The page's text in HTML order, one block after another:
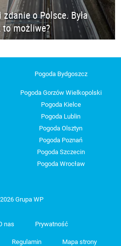
o Polsce. Była
możliwe?
Pogoda Bydgoszcz
Pogoda Gorzów Wielkopolski
Pogoda Kielce
Pogoda Lublin
Pogoda Olsztyn
Pogoda Poznań
Pogoda Szczecin
Pogoda Wrocław
Grupa WP
nas Prywatność
Regulamin Mapa strony